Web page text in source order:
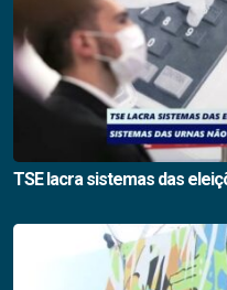
TSE lacra sistemas das